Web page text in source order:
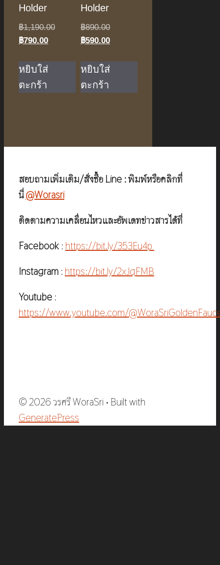
Holder
฿1,190.00Original
฿1,190.00.
฿790.00Current
is:
หยิบใส่
ตะกร้า
Holder
฿890.00Original
price
฿890.00.
฿590.00Current
is:
หยิบใส่
ตะกร้า
สอบถามเพิ่มเติม/สั่งซื้อ Line : พิมพ์หรือคลิกที่
นี่@Worasri
ติดตามความเคลื่อนไหวและอัพเดทข่าวสารได้ที่
Facebook : https://bit.ly/353Eu4p
Instagram : https://bit.ly/2xJqFMB
Youtube :
https://www.youtube.com/
© 2026 วรศรี WoraSri • Built with
GeneratePress